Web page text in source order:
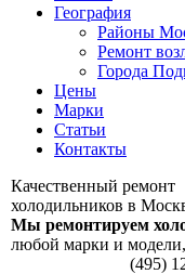
География
Районы
Ремонт
Города
Цены
Марки
Статьи
Контакты
Качественный ремонт
холодильников в
Мы ремонтируем
любой марки и модели,
(495)